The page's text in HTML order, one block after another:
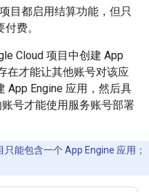
目都启用结算功能，但只
费。
Cloud 项目中创建 App
在才能让其他账号对该应
App Engine 应用，然后具
号才能使用服务账号部署
只能包含一个 App Engine 应用；